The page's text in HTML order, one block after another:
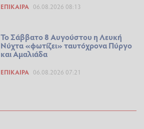
ΕΠΊΚΑΙΡΑ 06.08.2026 08:13
Το Σάββατο 8 Αυγούστου η Λευκή
Νύχτα «φωτίζει» ταυτόχρονα Πύργο
και Αμαλιάδα
ΕΠΊΚΑΙΡΑ 06.08.2026 07:21